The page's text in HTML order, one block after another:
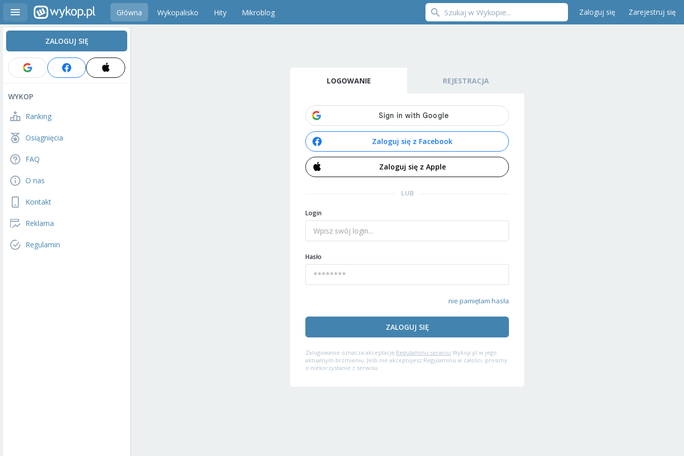
Główna Wykopalisko Hity Mikroblog Zaloguj się Zarejestruj się
ZALOGUJ SIĘ
WYKOP
Ranking
Osiągnięcia
FAQ
O nas
Kontakt
Reklama
Regulamin
LOGOWANIE REJESTRACJA
Zaloguj się z Facebook
Zaloguj się z Apple
LUB
Login
Hasło
nie pamiętam hasła
ZALOGUJ SIĘ
Zalogowanie oznacza akceptację Regulaminu serwisu Wykop.pl w jego
aktualnym brzmieniu. Jeśli nie akceptujesz Regulaminu w całości, prosimy
o niekorzystanie z serwisu.